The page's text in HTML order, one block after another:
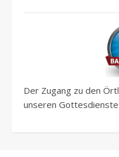
Der Zugang zu den
unseren